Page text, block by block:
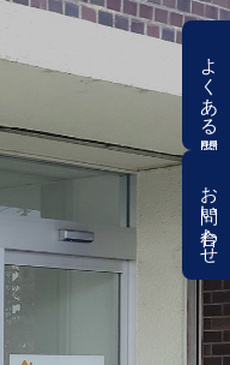
よくある質問
お問い合わせ